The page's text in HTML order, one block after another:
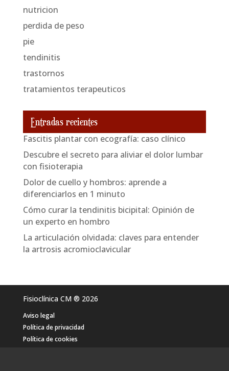
nutricion
perdida de peso
pie
tendinitis
trastornos
tratamientos terapeuticos
Entradas recientes
Fascitis plantar con ecografía: caso clínico
Descubre el secreto para aliviar el dolor lumbar
con fisioterapia
Dolor de cuello y hombros: aprende a
diferenciarlos en 1 minuto
Cómo curar la tendinitis bicipital: Opinión de
un experto en hombro
La articulación olvidada: claves para entender
la artrosis acromioclavicular
® 2026
Fisioclínica CM
Aviso legal
Política de privacidad
Política de cookies